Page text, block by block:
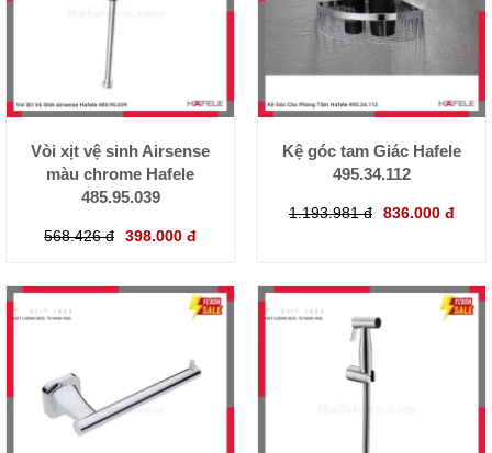
Vòi xịt vệ sinh Airsense
màu chrome Hafele
485.95.039
568.426 đ 398.000 đ
Kệ góc tam Giác Hafele
495.34.112
1.193.981 đ 836.000 đ